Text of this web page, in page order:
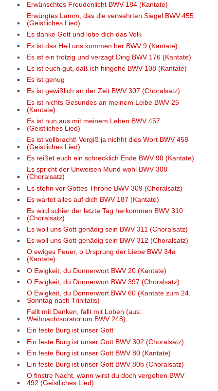
Erwünschtes Freudenlicht BWV 184 (Kantate)
Erwürgtes Lamm, das die verwahrten Siegel BWV 455
(Geistliches Lied)
Es danke Gott und lobe dich das Volk
Es ist das Heil uns kommen her BWV 9 (Kantate)
Es ist ein trotzig und verzagt Ding BWV 176 (Kantate)
Es ist euch gut, daß ich hingehe BWV 108 (Kantate)
Es ist genug
Es ist gewißlich an der Zeit BWV 307 (Choralsatz)
Es ist nichts Gesundes an meinem Leibe BWV 25
(Kantate)
Es ist nun aus mit meinem Leben BWV 457
(Geistliches Lied)
Es ist vollbracht! Vergiß ja nichht dies Wort BWV 458
(Geistliches Lied)
Es reißet euch ein schrecklich Ende BWV 90 (Kantate)
Es spricht der Unweisen Mund wohl BWV 308
(Choralsatz)
Es stehn vor Gottes Throne BWV 309 (Choralsatz)
Es wartet alles auf dich BWV 187 (Kantate)
Es wird schier der letzte Tag herkommen BWV 310
(Choralsatz)
Es woll uns Gott genädig sein BWV 311 (Choralsatz)
Es woll uns Gott genädig sein BWV 312 (Choralsatz)
O ewiges Feuer, o Ursprung der Liebe BWV 34a
(Kantate)
O Ewigkeit, du Donnerwort BWV 20 (Kantate)
O Ewigkeit, du Donnerwort BWV 397 (Choralsatz)
O Ewigkeit, du Donnerwort BWV 60 (Kantate zum 24.
Sonntag nach Trinitatis)
Fallt mit Danken, fallt mit Loben (aus:
Weihnachtsoratorium BWV 248)
Ein feste Burg ist unser Gott
Ein feste Burg ist unser Gott BWV 302 (Choralsatz)
Ein feste Burg ist unser Gott BWV 80 (Kantate)
Ein feste Burg ist unser Gott BWV 80b (Choralsatz)
O finstre Nacht, wann wirst du doch vergehen BWV
492 (Geistliches Lied)